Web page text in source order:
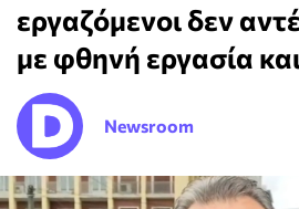
εργαζόμενοι δεν
με φθηνή εργασία
Newsroom